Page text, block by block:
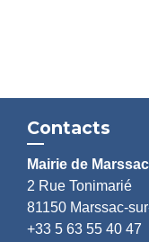
Contacts
Mairie de
2 Rue Tonimarié
81150 Marssac-
+33 5 63 55 40 47